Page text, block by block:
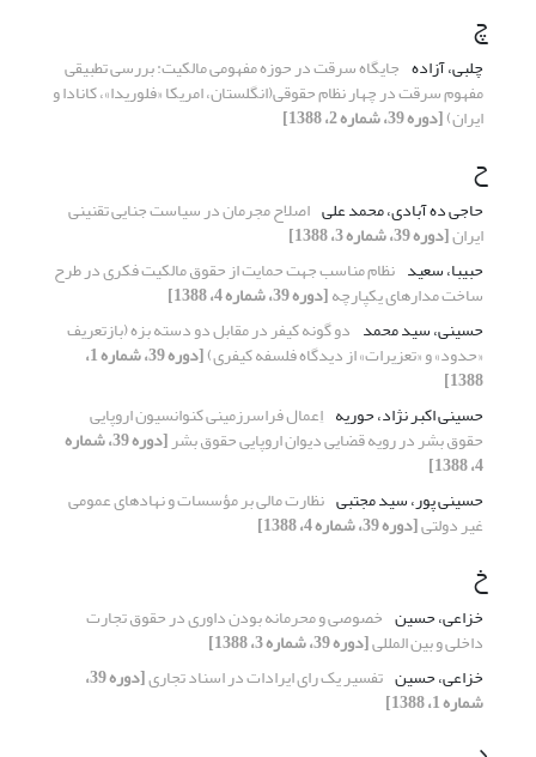
چ
چلبی، آزاده جایگاه سرقت در حوزه مفهومی مالکیت: بررسی تطبیقی
مفهوم سرقت در چهار نظام حقوقی(انگلستان، امریکا «فلوریدا»، کانادا و
ایران)[دوره 39، شماره 2، 1388]
ح
حاجی ده آبادی، محمد علی اصلاح مجرمان در سیاست جنایی تقنینی
ایران[دوره 39، شماره 3، 1388]
حبیبا، سعید نظام مناسب جهت حمایت از حقوق مالکیت فکری در طرح
ساخت مدارهای یکپارچه[دوره 39، شماره 4، 1388]
حسینی، سید محمد دو گونه کیفر در مقابل دو دسته بزه (بازتعریف
«حدود» و «تعزیرات» از دیدگاه فلسفه کیفری) [دوره 39، شماره 1،
1388]
حسینی اکبر نژاد، حوریه اِعمال فراسرزمینی کنوانسیون اروپایی
حقوق بشر در رویه قضایی دیوان اروپایی حقوق بشر [دوره 39، شماره
4، 1388]
حسینی پور، سید مجتبی نظارت مالی بر مؤسسات و نهادهای عمومی
غیر دولتی[دوره 39، شماره 4، 1388]
خ
خزاعی، حسین خصوصی و محرمانه بودن داوری در حقوق تجارت
داخلی و بین المللی[دوره 39، شماره 3، 1388]
خزاعی، حسین تفسیر یک رای ایرادات در اسناد تجاری [دوره 39،
شماره 1، 1388]